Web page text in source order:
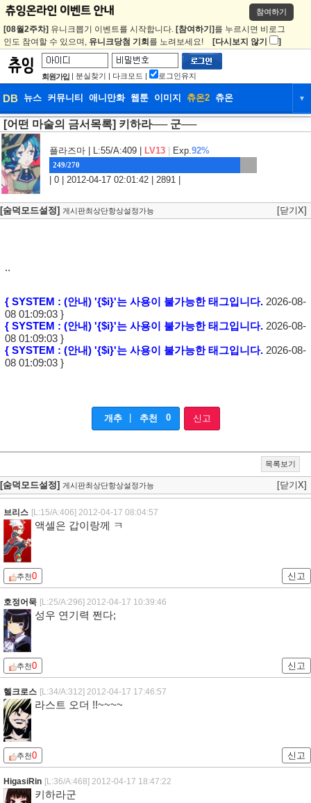
참여하기
[08월2주차] 유니크뽑기 이벤트를 시작합니다. [참여하기] 를 누르시면 비로그
인도 참여할 수 있으며, 유니크당첨 기회 를 노려보세요! [다시보지 않기 ]
회원가입 | 분실찾기 | 다크모드 | 로그인유지
DB 뉴스 커뮤니티 애니만화 웹툰 이미지 츄온2 츄온 ▼
DB 뉴스 커뮤니티
웹툰 이미지 츄온2
[어떤 마술의 금서목록] 키하라── 군──
플라즈마 | L:55/A:409 | LV13 Exp.92%
249/270
| 0 | 2012-04-17 02:01:42 | 2891 |
[숨덕모드설정] 게시판최상단항상설정가능 [닫기X]
..
{ SYSTEM : (안내) '{$i}'는 사용이 불가능한 태그입니다.2026-08-
08 01:09:03 }
{ SYSTEM : (안내) '{$i}'는 사용이 불가능한 태그입니다.2026-08-
08 01:09:03 }
{ SYSTEM : (안내) '{$i}'는 사용이 불가능한 태그입니다.2026-08-
08 01:09:03 }
개추 추천 0 신고
목록보기
[숨덕모드설정] 게시판최상단항상설정가능 [닫기X]
브리스 [L:15/A:406] 2012-04-17 08:04:57
액셀은 갑이랑께 ㅋ
추천0 신고
호정어묵 [L:25/A:296] 2012-04-17 10:39:46
성우 연기력 쩐다;
추천0 신고
헬크로스 [L:34/A:312] 2012-04-17 17:46:57
라스트 오더 !!~~~~
추천0 신고
HigasiRin [L:36/A:468] 2012-04-17 18:47:22
키하라군